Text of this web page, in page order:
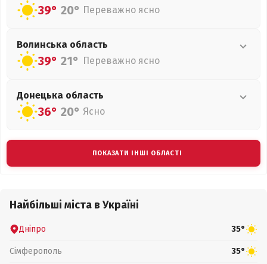
39° 20° Переважно ясно
Волинська область
39° 21° Переважно ясно
Донецька область
36° 20° Ясно
ПОКАЗАТИ ІНШІ ОБЛАСТІ
Найбільші міста в Україні
Дніпро 35°
Сімферополь 35°